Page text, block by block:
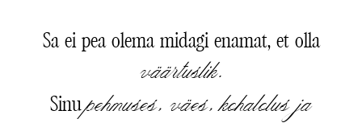
Sa ei pea olema midagi enamat, et olla
väärtuslik.
Sinupehmuses, väes, kohalolus ja